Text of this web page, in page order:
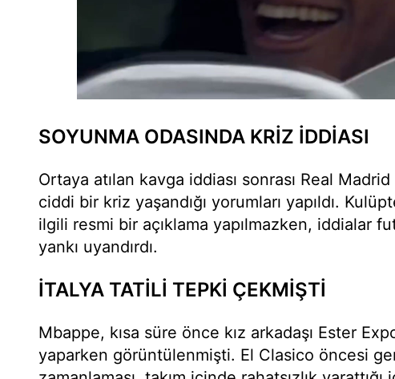
SOYUNMA ODASINDA KRİZ İDDİASI
Ortaya atılan kavga iddiası sonrası Real
ciddi bir kriz yaşandığı yorumları yapıldı.
ilgili resmi bir açıklama yapılmazken, iddialar
yankı uyandırdı.
İTALYA TATİLİ TEPKİ ÇEKMİŞTİ
Mbappe, kısa süre önce kız arkadaşı Ester
yaparken görüntülenmişti. El Clasico öncesi